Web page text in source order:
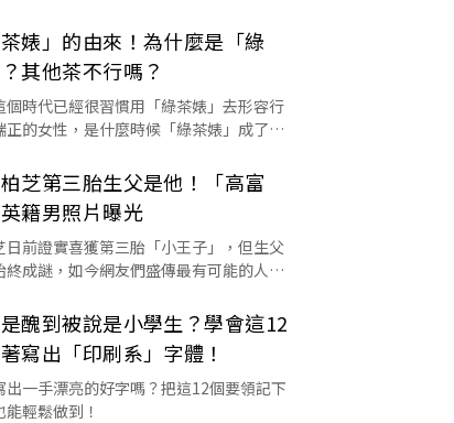
茶婊」的由來！為什麼是「綠
其他茶不行嗎？
個時代已經很習慣用「綠茶婊」去形容行
正的女性，是什麼時候「綠茶婊」成了罵
芝第三胎生父是他！「高富
籍男照片曝光
日前證實喜獲第三胎「小王子」，但生父
終成謎，如今網友們盛傳最有可能的人選
醜到被說是小學生？學會這12
寫出「印刷系」字體！
出一手漂亮的好字嗎？把這12個要領記下
能輕鬆做到！